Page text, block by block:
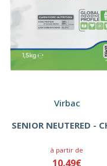
Virbac
SENIOR NEUTERED -
à partir de
10.49€